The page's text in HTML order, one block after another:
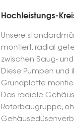
Hochleistungs-
Unsere
montiert, radial
zwischen Saug-
Diese Pumpen und
Grundplatte
Das radiale
Rotorbaugruppe,